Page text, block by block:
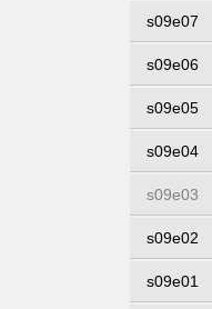
s09e07
s09e06
s09e05
s09e04
s09e03
s09e02
s09e01